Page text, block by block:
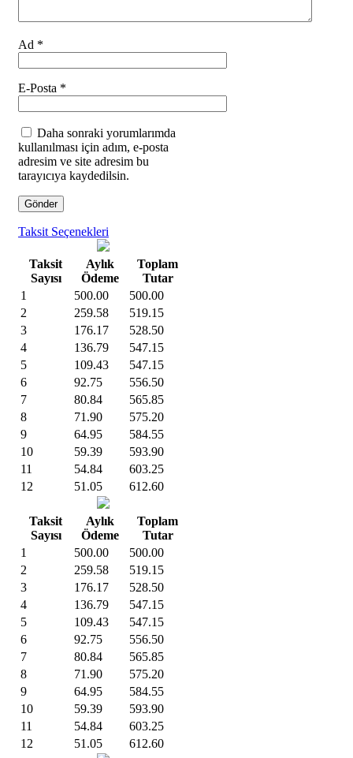
Ad *
E-Posta *
Daha sonraki yorumlarımda
kullanılması için adım, e-posta
adresim ve site adresim bu
tarayıcıya kaydedilsin.
Taksit Seçenekleri
Taksit
Sayısı
Aylık
Ödeme
Toplam
Tutar
1
500.00
500.00
2
259.58
519.15
3
176.17
528.50
4
136.79
547.15
5
109.43
547.15
6
92.75
556.50
7
80.84
565.85
8
71.90
575.20
9
64.95
584.55
10
59.39
593.90
11
54.84
603.25
12
51.05 612.60
Taksit
Sayısı
Aylık
Ödeme
Toplam
Tutar
1
500.00
500.00
2
259.58
519.15
3
176.17
528.50
4
136.79
547.15
5
109.43
547.15
6
92.75
556.50
7
80.84
565.85
8
71.90
575.20
9
64.95
584.55
10
59.39
593.90
11
54.84
603.25
12
51.05 612.60